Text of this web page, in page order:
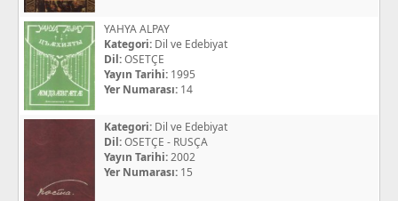
YAHYA ALPAY
Kategori: Dil ve Edebiyat
Dil:OSETÇE
Yayın Tarihi: 1995
Yer Numarası: 14
Kategori: Dil ve Edebiyat
Dil:OSETÇE - RUSÇA
Yayın Tarihi:2002
Yer Numarası: 15